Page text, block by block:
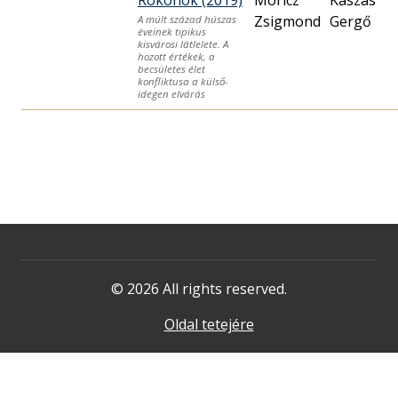
A múlt század húszas
éveinek tipikus
kisvárosi látlelete. A
hozott értékek, a
becsületes élet
konfliktusa a külső-
idegen elvárás
Zsigmond Gergő
© 2026 All rights reserved.
Oldal tetejére